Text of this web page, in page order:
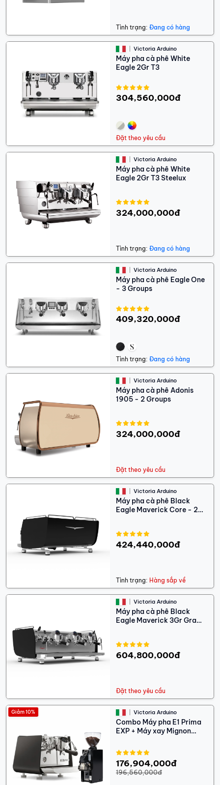
Tình trạng: Đang có hàng
Victoria Arduino
Máy pha cà phê White
Eagle 2Gr T3
304,560,000đ
Đặt theo yêu cầu
Victoria Arduino
Máy pha cà phê White
Eagle 2Gr T3 Steelux
324,000,000đ
Tình trạng: Đang có hàng
Victoria Arduino
Máy pha cà phê Eagle One
- 3 Groups
409,320,000đ
Tình trạng: Đang có hàng
Victoria Arduino
Máy pha cà phê Adonis
1905 - 2 Groups
324,000,000đ
Đặt theo yêu cầu
Victoria Arduino
Máy pha cà phê Black
Eagle Maverick Core - 2
424,440,000đ
Tình trạng: Hàng sắp về
Victoria Arduino
Máy pha cà phê Black
Eagle Maverick 3Gr Gra
604,800,000đ
Đặt theo yêu cầu
Victoria Arduino
Combo Máy pha E1 Prima
EXP + Máy xay Mignon
176,904,000đ
196,560,000đ
Giảm 10%